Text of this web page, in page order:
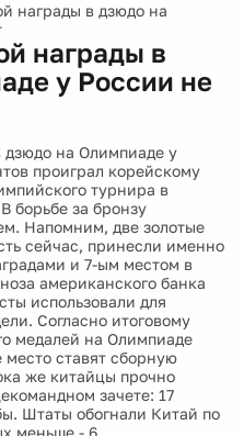
награды в дзюдо на
награды в
у России не
дзюдо на Олимпиаде у
проиграл корейскому
турнира в
борьбе за бронзу
Напомним, две золотые
сейчас, принесли именно
и 7-ым местом в
американского банка
использовали для
Согласно итоговому
медалей на Олимпиаде
ставят сборную
же китайцы прочно
зачете: 17
Штаты обогнали Китай по